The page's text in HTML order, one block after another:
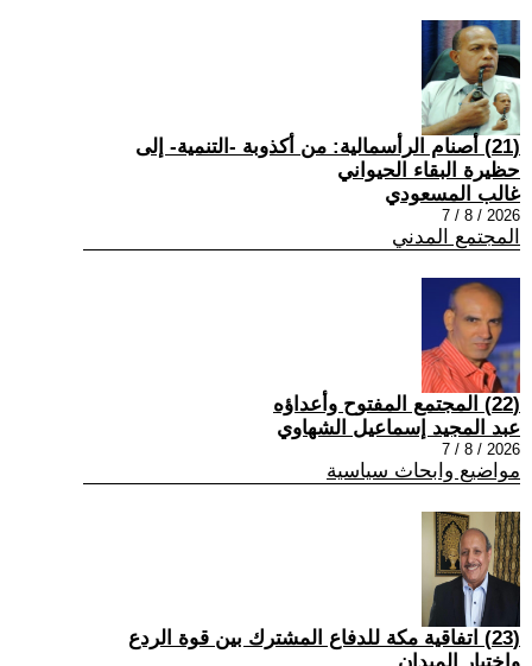
(21) أصنام الرأسمالية: من أكذوبة -التنمية- إلى
حظيرة البقاء الحيواني
غالب المسعودي
2026 / 8 / 7
المجتمع المدني
(22) المجتمع المفتوح وأعداؤه
عبد المجيد إسماعيل الشهاوي
2026 / 8 / 7
مواضيع وابحاث سياسية
(23) اتفاقية مكة للدفاع المشترك بين قوة الردع